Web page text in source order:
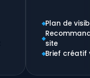
Plan de
site
Brief créatif